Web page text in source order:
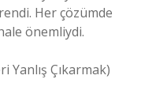
Her çözümde
önemliydi.
Çıkarmak)